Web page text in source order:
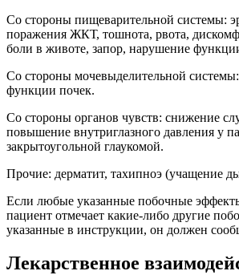
Со стороны пищеварительной системы:
поражения ЖКТ, тошнота, рвота,
боли в животе, запор, нарушение
Со стороны мочевыделительной
функции почек.
Со стороны органов чувств: снижение
повышение внутриглазного давления у
закрытоугольной глаукомой.
Прочие: дерматит, тахипноэ (учащение
Если любые указанные побочные
пациент отмечает какие-либо другие
указанные в инструкции, он должен
Лекарственное